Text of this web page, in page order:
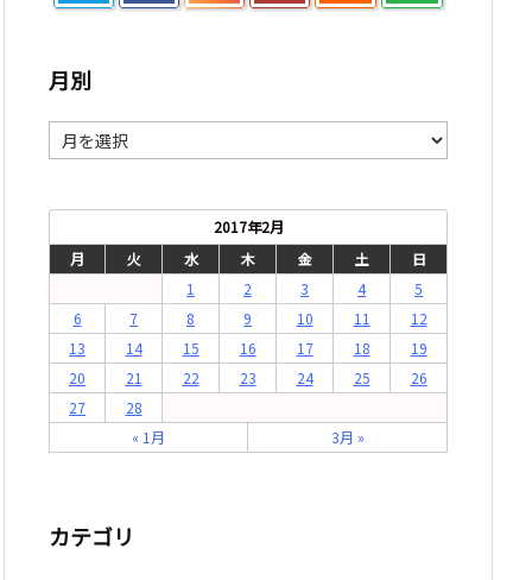
月別
別
2017年2月
月
火 水 木 金 土
日
1
2 3 4
5
6
7 8 9 10 11
12
13
14 15 16 17 18
19
20
21 22 23 24 25
26
27
28
« 1月
3月 »
カテゴリ